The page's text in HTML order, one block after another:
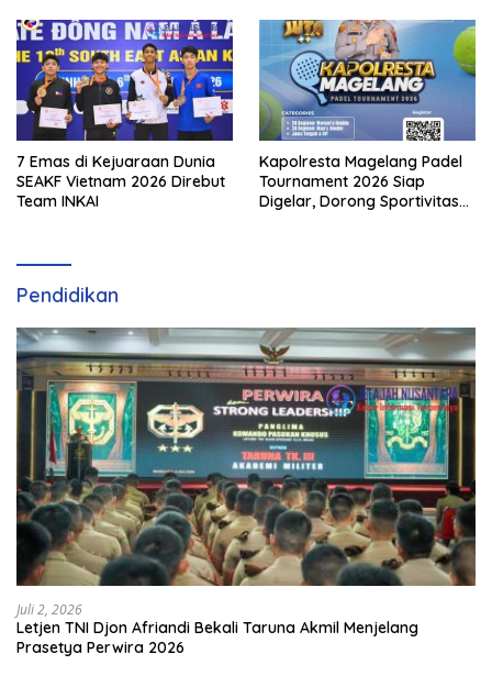
7 Emas di Kejuaraan Dunia
SEAKF Vietnam 2026 Direbut
Team INKAI
Kapolresta Magelang Padel
Tournament 2026 Siap
Digelar, Dorong Sportivitas
Pendidikan
Juli 2, 2026
Letjen TNI Djon Afriandi Bekali Taruna Akmil Menjelang
Prasetya Perwira 2026